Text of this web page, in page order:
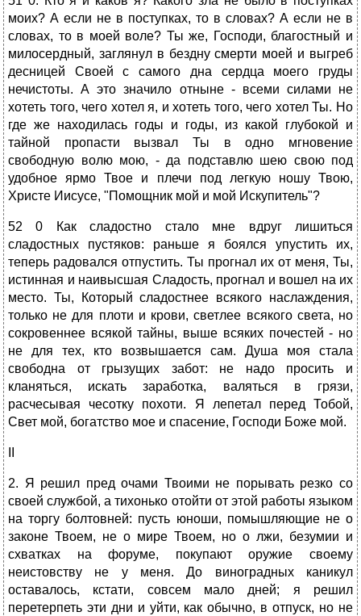
моих? А если не в поступках, то в словах? А если не в
словах, то в моей воле? Ты же, Господи, благостный и
милосердный, заглянул в бездну смерти моей и выгреб
десницей Своей с самого дна сердца моего груды
нечистоты. А это значило отныне - всеми силами не
хотеть того, чего хотел я, и хотеть того, чего хотел Ты. Но
где же находилась годы и годы, из какой глубокой и
тайной пропасти вызвал Ты в одно мгновение
свободную волю мою, - да подставлю шею свою под
удобное ярмо Твое и плечи под легкую ношу Твою,
Христе Иисусе, "Помощник мой и мой Искупитель"?
52 0 Как сладостно стало мне вдруг лишиться
сладостных пустяков: раньше я боялся упустить их,
теперь радовался отпустить. Ты прогнал их от меня, Ты,
истинная и наивысшая Сладость, прогнал и вошел на их
место. Ты, Который сладостнее всякого наслаждения,
только не для плоти и крови, светлее всякого света, но
сокровеннее всякой тайны, выше всяких почестей - но
не для тех, кто возвышается сам. Душа моя стала
свободна от грызущих забот: не надо просить и
кланяться, искать заработка, валяться в грязи,
расчесывая чесотку похоти. Я лепетал перед Тобой,
Свет мой, богатство мое и спасение, Господи Боже мой.
2. Я решил пред очами Твоими не порывать резко со
своей службой, а тихонько отойти от этой работы языком
на торгу болтовней: пусть юноши, помышляющие не о
законе Твоем, не о мире Твоем, но о лжи, безумии и
схватках на форуме, покупают оружие своему
неистовству не у меня. До виноградных каникул
оставалось, кстати, совсем мало дней; я решил
перетерпеть эти дни и уйти, как обычно, в отпуск, но не